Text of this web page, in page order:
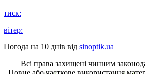
тиск:
вітер:
Погода на 10 днів від sinoptik.ua
Всі права захищені чинним